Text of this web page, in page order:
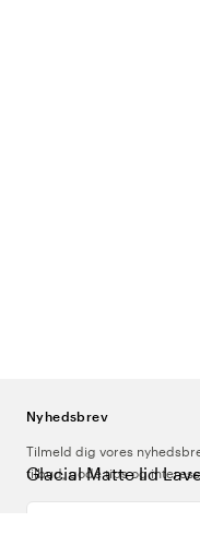
Glacial Matte lid
Nyhedsbrev
Tilmeld dig vores
tilbud, gode tips og
Indtast din e-mailadresse